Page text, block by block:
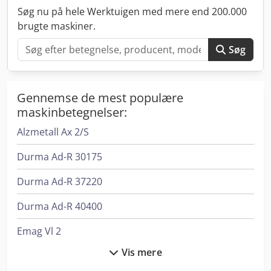
Søg nu på hele Werktuigen med mere end 200.000
brugte maskiner.
Søg
Gennemse de mest populære
maskinbetegnelser:
Alzmetall Ax 2/S
Durma Ad-R 30175
Durma Ad-R 37220
Durma Ad-R 40400
Emag Vl 2
Vis mere